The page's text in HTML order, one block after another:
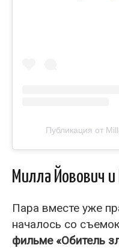
Публикация от
Милла Йовович
Пара вместе уже
началось со
фильме «Обитель